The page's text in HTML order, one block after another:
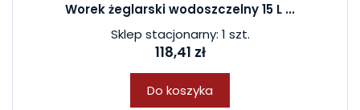
Worek żeglarski wodoszczelny 15 L ...
Sklep stacjonarny: 1 szt.
118,41 zł
Do koszyka